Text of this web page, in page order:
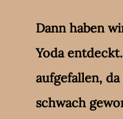
Dann haben
Yoda
aufgefallen,
schwach